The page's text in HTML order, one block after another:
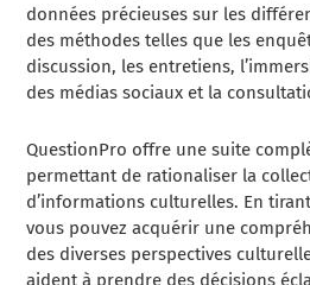
données précieuses sur les
des méthodes telles que les
discussion, les entretiens,
des médias sociaux et la
QuestionPro offre une suite
permettant de rationaliser la
d’informations culturelles. En
vous pouvez acquérir une
des diverses perspectives
aident à prendre des décisions